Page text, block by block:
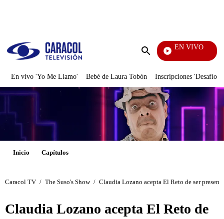
Enviar
EN VIVO
Televentas
En vivo 'Yo Me Llamo' Bebé de Laura Tobón Inscripciones 'Desafío'
Inicio Capítulos
Caracol TV / The Suso's Show / Claudia Lozano acepta El Reto de ser
Claudia Lozano acepta El Reto de